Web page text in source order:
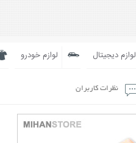
لوازم دیجیتال لوازم خودرو
نظرات کاربران